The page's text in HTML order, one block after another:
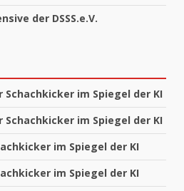
der DSSS.e.V.
Schachkicker im Spiegel der KI
Schachkicker im Spiegel der KI
im Spiegel der KI
im Spiegel der KI